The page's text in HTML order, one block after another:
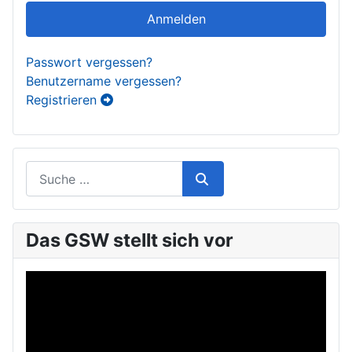
Anmelden
Passwort vergessen?
Benutzername vergessen?
Registrieren
Das GSW stellt sich vor